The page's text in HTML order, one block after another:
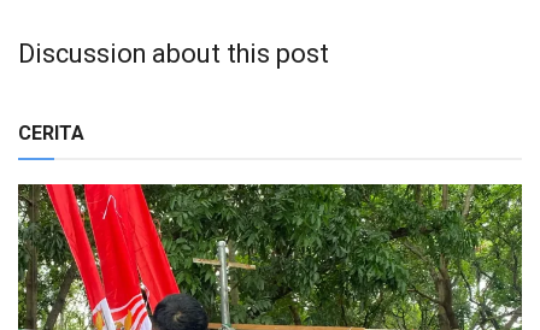
Discussion about this post
CERITA